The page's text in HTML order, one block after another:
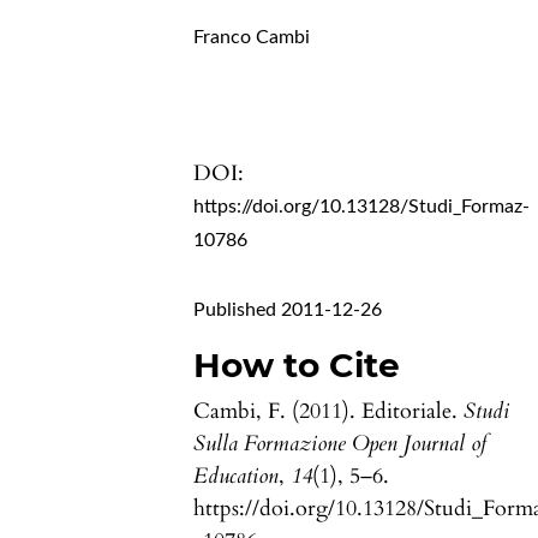
Franco Cambi
DOI:
https://doi.org/10.13128/Studi_Formaz-
10786
Published 2011-12-26
How to Cite
Cambi, F. (2011). Editoriale.Studi
Sulla Formazione Open Journal of
Education, 14(1), 5–6.
https://doi.org/10.13128/